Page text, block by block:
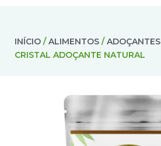
INÍCIO /ALIMENTOS /ADOÇANTES
CRISTAL ADOÇANTE NATURAL